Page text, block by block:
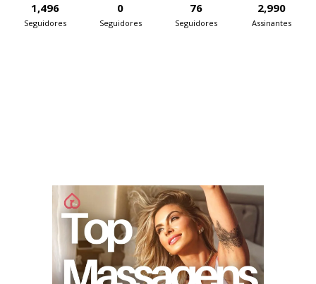
1,496
Seguidores
0
Seguidores
76
Seguidores
2,990
Assinantes